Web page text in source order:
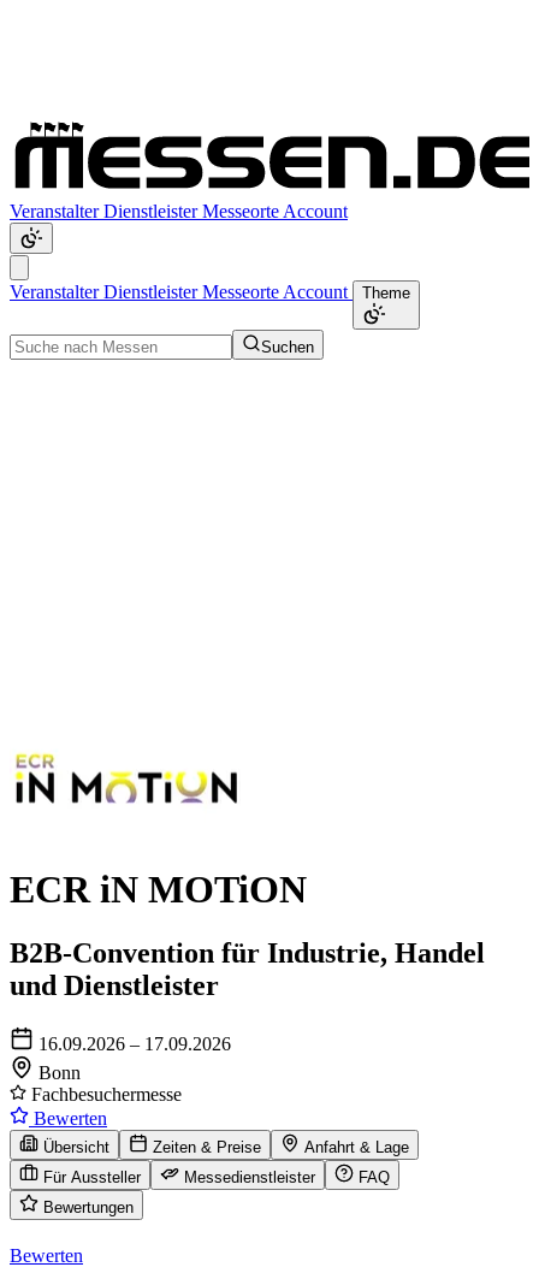
VeranstalterDienstleisterMesseorte Account
VeranstalterDienstleisterMesseorte Account Theme
Suchen
ECR iN MOTiON
B2B-Convention für Industrie, Handel
und Dienstleister
16.09.2026 – 17.09.2026
Bonn
Fachbesuchermesse
Bewerten
Übersicht Zeiten & Preise
Anfahrt & Lage
Für Aussteller
Messedienstleister
FAQ
Bewertungen
Bewerten